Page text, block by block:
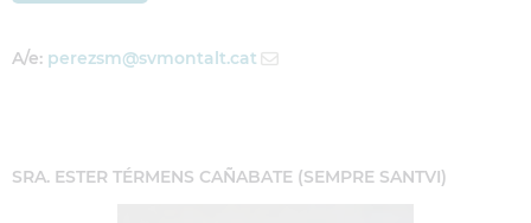
A/e: perezsm@svmontalt.cat
SRA. ESTER TÉRMENS CAÑABATE (SEMPRE SANTVI)